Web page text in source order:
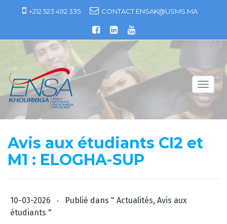
p
o
+212 523 492 335 CONTACT.ENSAK@USMS.MA
T
o
g
e
Avis aux étudiants CI2 et
M1 : ELOGHA-SUP
10-03-2026 . Publié dans " Actualités, Avis aux
étudiants "